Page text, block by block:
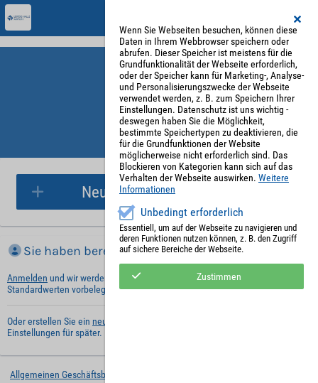
Parkplatzreservierung
Sie haben bereits ein Konto?
Anmelden und wir werden die notwendigen Informationen mit Ihren
Standardwerten vorbelegen.
Oder erstellen Sie ein neues Benutzerkonto
Einstellungen für später.
Neue Parkplatzreservierung
Allgemeinen Geschäftsbedingungen
Wenn Sie Webseiten besuchen, können diese
Daten in Ihrem Webbrowser speichern oder
abrufen. Dieser Speicher ist meistens für die
Grundfunktionalität der Webseite erforderlich,
oder der Speicher kann für Marketing-, Analyse-
und Personalisierungszwecke der Webseite
verwendet werden, z. B. zum Speichern Ihrer
Einstellungen. Datenschutz ist uns wichtig -
deswegen haben Sie die Möglichkeit,
bestimmte Speichertypen zu deaktivieren, die
für die Grundfunktionen der Website
möglicherweise nicht erforderlich sind. Das
Blockieren von Kategorien kann sich auf das
Verhalten der Webseite auswirken. Weitere
Informationen
Unbedingt erforderlich
Essentiell, um auf der Webseite zu navigieren und
deren Funktionen nutzen können, z. B. den Zugriff
auf sichere Bereiche der Webseite.
Zustimmen